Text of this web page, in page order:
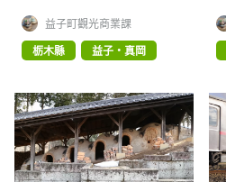
益子町觀光商業課
栃木縣
益子・真岡